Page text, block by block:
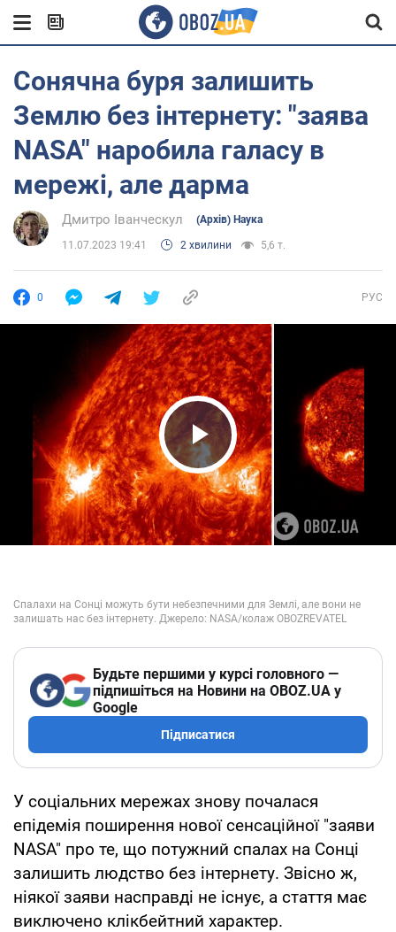
Сонячна буря залишить
Землю без інтернету: "заява
NASA" наробила галасу в
мережі, але дарма
Дмитро Іванческул (Архів) Наука
11.07.2023 19:41 2 хвилини 5,6 т.
0 РУС
Play Video
Будьте першими у курсі головного —
підпишіться на Новини на OBOZ.UA у
Google
Підписатися
У соціальних мережах знову почалася
епідемія поширення нової сенсаційної "заяви
NASA" про те, що потужний спалах на Сонці
залишить людство без інтернету. Звісно ж,
ніякої заяви насправді не існує, а стаття має
виключено клікбейтний характер.